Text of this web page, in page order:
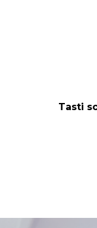
Tasti